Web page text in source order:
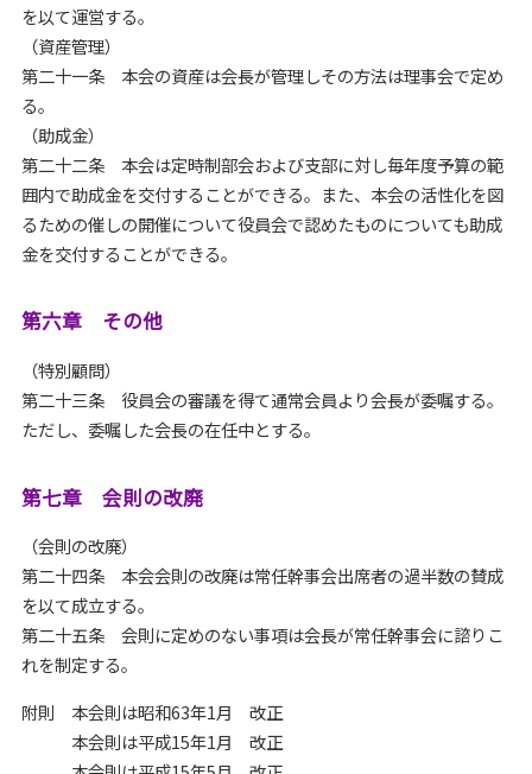
を以て運営する。
（資産管理）
第二十一条 本会の資産は会長が管理しその方法は理事会で定め
る。
（助成金）
第二十二条 本会は定時制部会および支部に対し毎年度予算の範
囲内で助成金を交付することができる。また、本会の活性化を図
るための催しの開催について役員会で認めたものについても助成
金を交付することができる。
第六章 その他
（特別顧問）
第二十三条 役員会の審議を得て通常会員より会長が委嘱する。
ただし、委嘱した会長の在任中とする。
第七章 会則の改廃
（会則の改廃）
第二十四条 本会会則の改廃は常任幹事会出席者の過半数の賛成
を以て成立する。
第二十五条 会則に定めのない事項は会長が常任幹事会に諮りこ
れを制定する。
附則 本会則は昭和63年1月 改正
本会則は平成15年1月 改正